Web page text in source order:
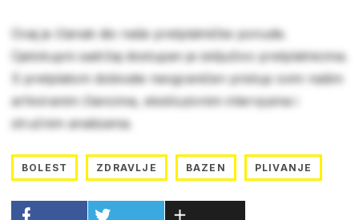
Ovaj je članak dio naše pretplatničke ponude.
Cjelokupni sadržaj dostupan je isključivo pretplatnicima.
S pretplatom dobivate neograničen pristup svim našim
arhiviranim člancima, ekskluzivnim intervjuima i
stručnim analizama.
BOLEST ZDRAVLJE BAZEN PLIVANJE